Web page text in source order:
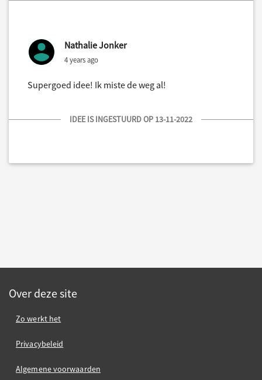
Nathalie Jonker
4 years ago
Supergoed idee! Ik miste de weg al!
IDEE IS INGESTUURD OP 13-11-2022
Over deze site
Zo werkt het
Privacybeleid
Algemene voorwaarden